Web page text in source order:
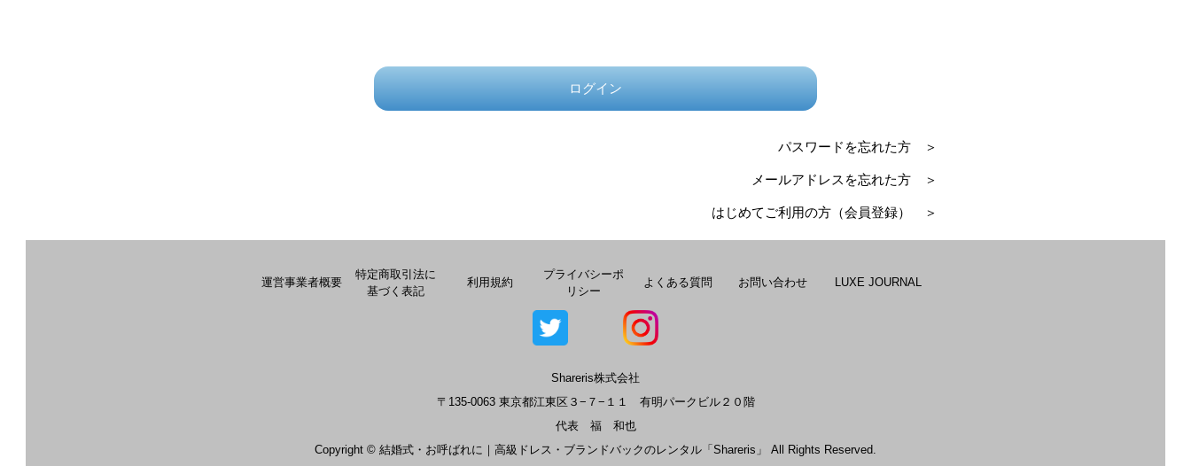
ログイン
パスワードを忘れた方 ＞
メールアドレスを忘れた方 ＞
はじめてご利用の方（会員登録） ＞
運営事業者概要
特定商取引法に
基づく表記
利用規約
プライバシーポ
リシー
よくある質問 お問い合わせ LUXE JOURNAL
Shareris株式会社
〒135-0063 東京都江東区３−７−１１ 有明パークビル２０階
代表 福 和也
Copyright © 結婚式・お呼ばれに｜高級ドレス・ブランドバックのレンタル「Shareris」 All Rights Reserved.